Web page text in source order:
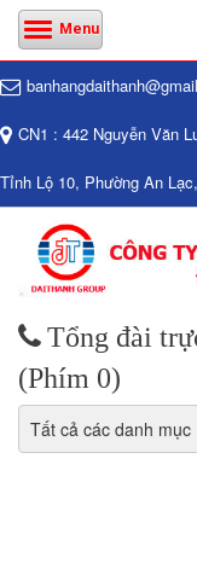
Menu
CN1 : 442 Nguyễn Văn
Tỉnh Lộ 10, Phường An
Tổng đài
(Phím 0)